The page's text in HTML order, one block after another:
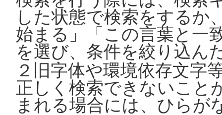
した状態で検索をするか
始まる」「この言葉と一
を選び、条件を絞り込ん
２旧字体や環境依存文字
正しく検索できないこと
まれる場合には、ひらが